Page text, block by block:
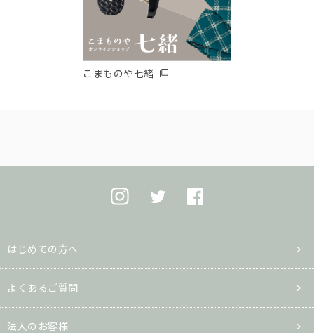
こまものや七緒
はじめての方へ
よくあるご質問
法人のお客様